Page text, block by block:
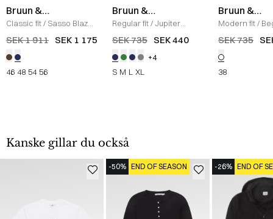
Bruun &
Stengade
Classic fit/ Sasso Blazer
/ BLUE
SEK 1 911 SEK 1 175
46 48 54 56
Bruun &
Stengade
Regular fit/Jupiter
Strickat/ BLUE
SEK 735 SEK 440
+4
S M L XL
Bruun &
Stengade
Modern fit/
Skjorta/
SEK 735
38
Kanske gillar du också
-50% END OF SEASON -26% END OF